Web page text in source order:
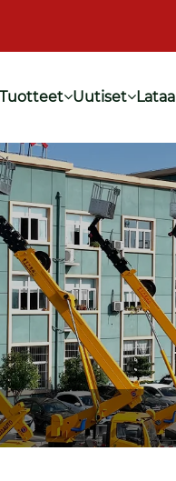
Tuotteet Uutiset Lataa